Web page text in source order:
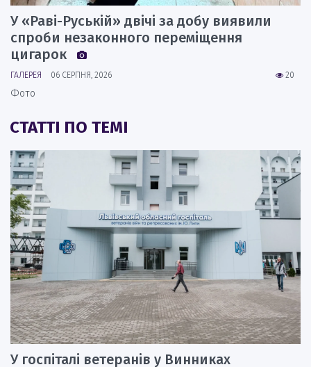
У «Раві-Руській» двічі за добу виявили
спроби незаконного переміщення
цигарок
20
ГАЛЕРЕЯ 06 СЕРПНЯ, 2026
Фото
СТАТТІ ПО ТЕМІ
У госпіталі ветеранів у Винниках